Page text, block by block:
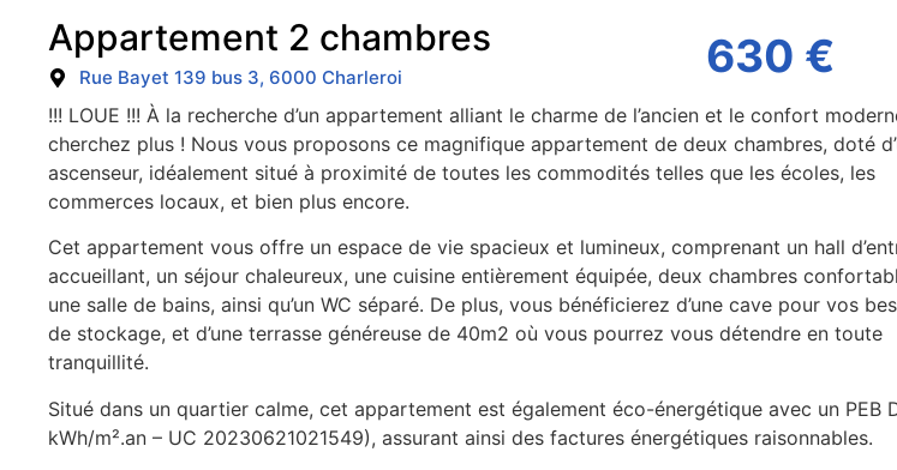
Appartement 2 chambres
Rue Bayet 139 bus 3, 6000 Charleroi 630 €
!!! LOUE !!! À la recherche d’un appartement alliant le charme de l’ancien et le confort
cherchez plus ! Nous vous proposons ce magnifique appartement de deux chambres, doté
ascenseur, idéalement situé à proximité de toutes les commodités telles que les écoles, les
commerces locaux, et bien plus encore.
Cet appartement vous offre un espace de vie spacieux et lumineux, comprenant un hall
accueillant, un séjour chaleureux, une cuisine entièrement équipée, deux chambres
une salle de bains, ainsi qu’un WC séparé. De plus, vous bénéficierez d’une cave pour vos
de stockage, et d’une terrasse généreuse de 40m2 où vous pourrez vous détendre en toute
tranquillité.
Situé dans un quartier calme, cet appartement est également éco-énergétique avec un PEB
kWh/m².an – UC 20230621021549), assurant ainsi des factures énergétiques raisonnables.